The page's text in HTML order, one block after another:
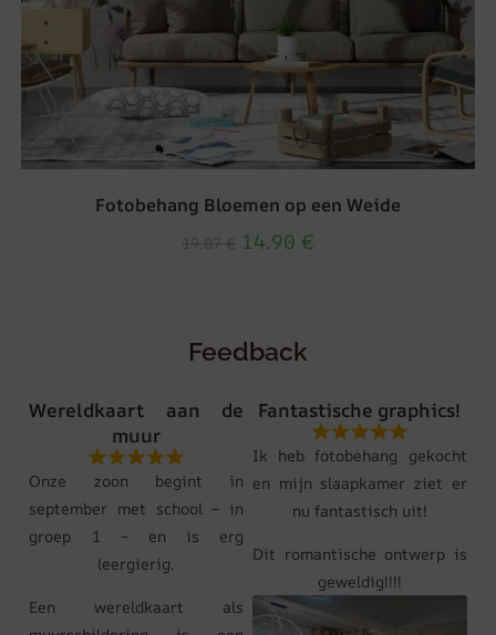
Fotobehang Bloemen op een Weide
14.90 €
Feedback
Wereldkaart aan de
muur
Onze zoon begint in
september met school – in
groep 1 – en is erg
leergierig.
Een wereldkaart als
Fantastische graphics!
Ik heb fotobehang gekocht
en mijn slaapkamer ziet er
nu fantastisch uit!
Dit romantische ontwerp is
geweldig!!!!